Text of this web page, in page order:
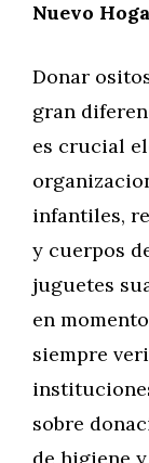
Nuevo
Donar
gran
es crucial
infantiles,
y cuerpos
juguetes
en
siempre
sobre